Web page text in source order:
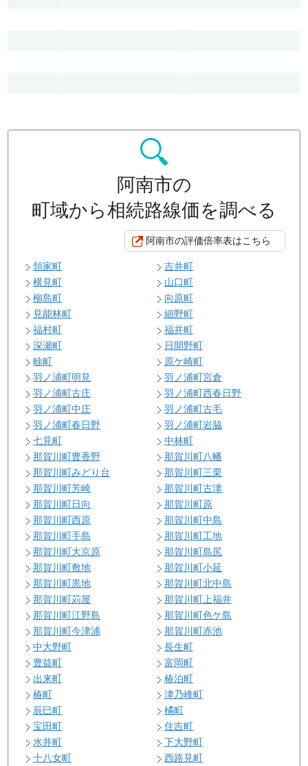
阿南市の
町域から相続路線価を調べる
阿南市の評価倍率表はこちら
領家町
吉井町
横見町
山口町
柳島町
向原町
見能林町
細野町
福村町
福井町
深瀬町
日開野町
畭町
原ケ崎町
羽ノ浦町明見
羽ノ浦町宮倉
羽ノ浦町古庄
羽ノ浦町西春日野
羽ノ浦町中庄
羽ノ浦町古毛
羽ノ浦町春日野
羽ノ浦町岩脇
七見町
中林町
那賀川町豊香野
那賀川町八幡
那賀川町みどり台
那賀川町三栗
那賀川町芳崎
那賀川町古津
那賀川町日向
那賀川町原
那賀川町西原
那賀川町中島
那賀川町手島
那賀川町工地
那賀川町大京原
那賀川町島尻
那賀川町敷地
那賀川町小延
那賀川町黒地
那賀川町北中島
那賀川町苅屋
那賀川町上福井
那賀川町江野島
那賀川町色ケ島
那賀川町今津浦
那賀川町赤池
中大野町
長生町
豊益町
富岡町
出来町
椿泊町
椿町
津乃峰町
辰巳町
橘町
宝田町
住吉町
水井町
下大野町
十八女町
西路見町